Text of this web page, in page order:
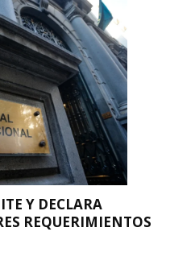
Y DECLARA
REQUERIMIENTOS